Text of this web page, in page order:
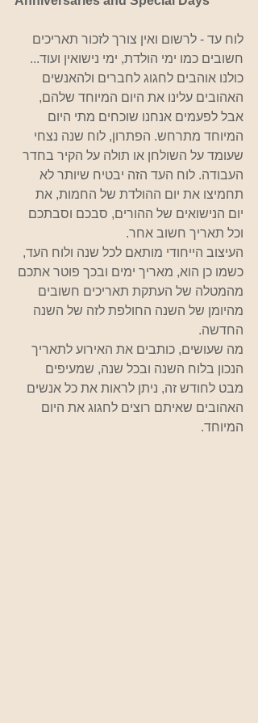
לוח עד - לרשום ואין צורך לזכור תאריכים
חשובים כמו ימי הולדת, ימי נישואין ועוד...
כולנו אוהבים לחגוג לחברים ולהאנשים
האהובים עלינו את היום המיוחד שלהם,
אבל לפעמים אנחנו שוכחים מתי היום
המיוחד מתרחש. הפתרון, לוח שנה נצחי
שעומד על השולחן או תולה על הקיר בחדר
העבודה. לוח העד הזה יבטיח שיותר לא
תחמיצו את יום ההולדת של החמות, את
יום הנישואים של ההורים, סבכם וסבתכם
וכל תאריך חשוב אחר.
העיצוב הייחודי מותאם לכל שנה ולוח העד,
כשמו כן הוא, מאריך ימים ובכך פוטר אתכם
מהמטלה של העתקת תאריכים חשובים
מהיומן של השנה החולפת לזה של השנה
החדשה.
מה שעושים, כותבים את האירוע לתאריך
הנכון בלוח השנה ובכל שנה, שמעיפים
מבט לחודש זה, ניתן לראות את כל אנשים
האהובים שאיתם רוצים לחגוג את היום
המיוחד.